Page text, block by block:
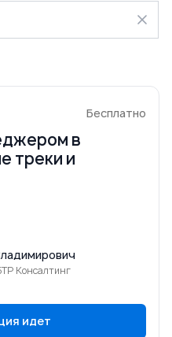
Бесплатно
в
треки и
БТР Консалтинг
идет